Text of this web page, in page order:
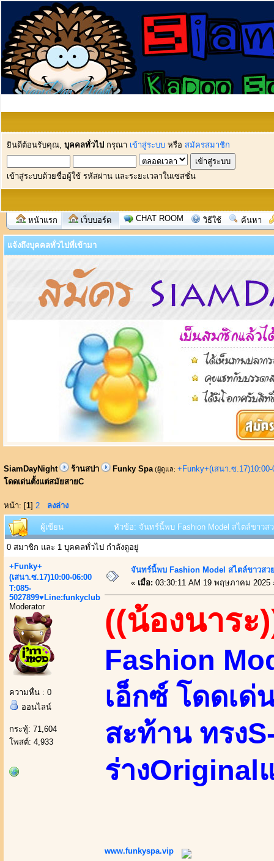
ยินดีต้อนรับคุณ, บุคคลทั่วไป กรุณา เข้าสู่ระบบ หรือ สมัครสมาชิก
เข้าสู่ระบบด้วยชื่อผู้ใช้ รหัสผ่าน และระยะเวลาในเซสชั่น
หน้าแรก เว็บบอร์ด CHAT ROOM วิธีใช้ ค้นหา
แจ้งถึงบุคคลทั่วไปที่เข้ามา
SiamDayNight ร้านสปา Funky Spa (ผู้ดูแล: +Funky+(เสนา.ซ
โดดเด่นตั้งแต่สมัยสายC
หน้า: [1] 2 ลงล่าง
ผู้เขียน หัวข้อ: จันทร์นี้พบ Fashion Model สไตล์ขาวส
0 สมาชิก และ 1 บุคคลทั่วไป กำลังดูอยู่
+Funky+
(เสนา.ซ.17)10:00-06:00
T:085-
5027899♥Line:funkyclub
Moderator
ความหื่น : 0
ออนไลน์
กระทู้: 71,604
โพสต์: 4,933
จันทร์นี้พบ Fashion Model สไตล์ขาวสว
« เมื่อ: 03:30:11 AM 19 พฤษภาคม 2025
((น้องนาระ
Fashion
เอ็กซ์ โดดเด่
สะท้าน ทรง
ร่างOriginal
www.funkyspa.vip